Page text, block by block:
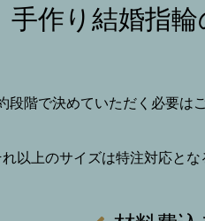
手作り結婚指
階で決めていただく必要
以上のサイズは特注対応とな